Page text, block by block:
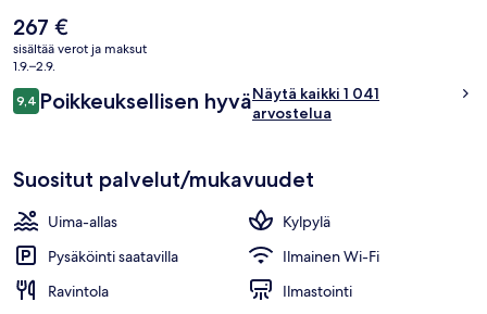
ulkouima-allasta, allasbaari ja ympäri vuorokauden auki oleva
kuntokeskus. Avulias henkilökunta ja sijainti ovat myös asioita, joita
matkailijat arvostavat. Julkisen liikenteen yhteydet sijaitsevat vain
lyhyen kävelymatkan päässä: City Hallin asema sijaitsee 3 minuutin ja
Esplanaden asema 3 minuutin kävelymatkan päässä.
Nykyinen
hinta
on
267 €
sisältää verot ja maksut
1.9.–2.9.
Arvostelut
9,49,4 kautta 10.
Poikkeuksellisen hyväNäytä kaikki 1 041
arvostelua
Suositut palvelut/mukavuudet
Uima-allas
Kylpylä
Pysäköinti saatavilla
Ilmainen Wi-Fi
Ravintola
Ilmastointi